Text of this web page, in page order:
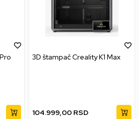
3D štampač Creality K1 Max
104.999,00 RSD